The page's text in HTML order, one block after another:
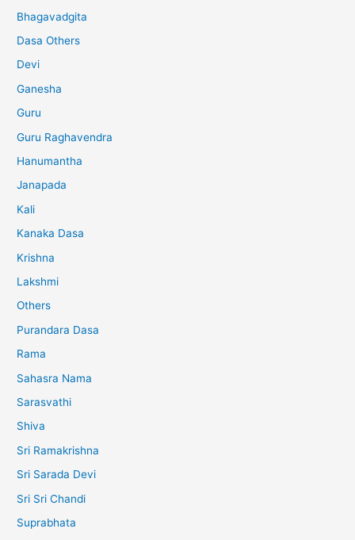
Bhagavadgita
Dasa Others
Devi
Ganesha
Guru
Guru Raghavendra
Hanumantha
Janapada
Kali
Kanaka Dasa
Krishna
Lakshmi
Others
Purandara Dasa
Rama
Sahasra Nama
Sarasvathi
Shiva
Sri Ramakrishna
Sri Sarada Devi
Sri Sri Chandi
Suprabhata